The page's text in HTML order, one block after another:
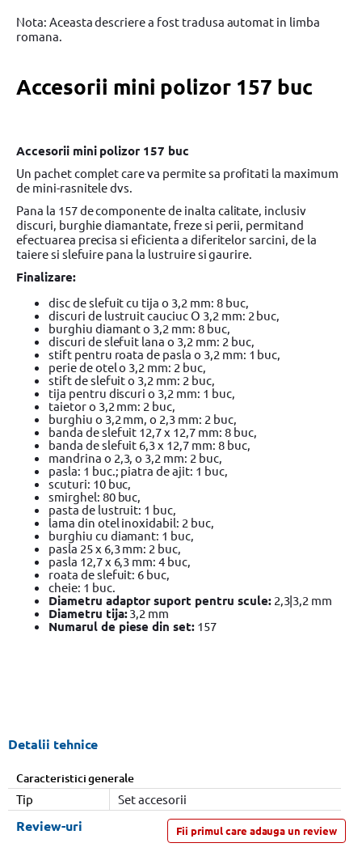
Nota: Aceasta descriere a fost tradusa automat in limba
romana.
Accesorii mini polizor 157 buc
Accesorii mini polizor 157 buc
Un pachet complet care va permite sa profitati la maximum
de mini-rasnitele dvs.
Pana la 157 de componente de inalta calitate, inclusiv
discuri, burghie diamantate, freze si perii, permitand
efectuarea precisa si eficienta a diferitelor sarcini, de la
taiere si slefuire pana la lustruire si gaurire.
Finalizare:
disc de slefuit cu tija o 3,2 mm: 8 buc,
discuri de lustruit cauciuc O 3,2 mm: 2 buc,
burghiu diamant o 3,2 mm: 8 buc,
discuri de slefuit lana o 3,2 mm: 2 buc,
stift pentru roata de pasla o 3,2 mm: 1 buc,
perie de otel o 3,2 mm: 2 buc,
stift de slefuit o 3,2 mm: 2 buc,
tija pentru discuri o 3,2 mm: 1 buc,
taietor o 3,2 mm: 2 buc,
burghiu o 3,2 mm, o 2,3 mm: 2 buc,
banda de slefuit 12,7 x 12,7 mm: 8 buc,
banda de slefuit 6,3 x 12,7 mm: 8 buc,
mandrina o 2,3, o 3,2 mm: 2 buc,
pasla: 1 buc.; piatra de ajit: 1 buc,
scuturi: 10 buc,
smirghel: 80 buc,
pasta de lustruit: 1 buc,
lama din otel inoxidabil: 2 buc,
burghiu cu diamant: 1 buc,
pasla 25 x 6,3 mm: 2 buc,
pasla 12,7 x 6,3 mm: 4 buc,
roata de slefuit: 6 buc,
cheie: 1 buc.
Diametru adaptor suport pentru scule:2,3|3,2 mm
Diametru tija:3,2 mm
Numarul de piese din set: 157
Detalii tehnice
Caracteristici generale
Tip
Set accesorii
Fii primul care adauga un review
Review-uri